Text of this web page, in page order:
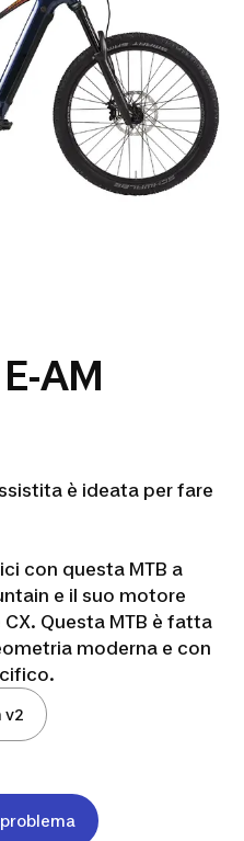
AM
è ideata per fare
con questa MTB a
e il suo motore
Questa MTB è fatta
moderna e con
v2
problema